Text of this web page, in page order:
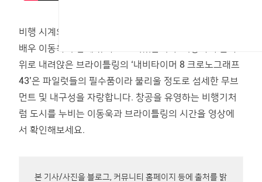
비행 시계의 살아있는 역사라고 할 수 있는 브라이틀링과
배우 이동욱이 함께 뉴욕으로 떠났습니다. 이동욱의 손목
위로 내려앉은 브라이틀링의 ‘내비타이머 8 크로노그래프
43’은 파일럿들의 필수품이라 불리울 정도로 섬세한 무브
먼트 및 내구성을 자랑합니다. 창공을 유영하는 비행기처
럼 도시를 누비는 이동욱과 브라이틀링의 시간을 영상에
서 확인해보세요.
본 기사/사진을 블로그, 커뮤니티 홈페이지 등에 출처를 밝